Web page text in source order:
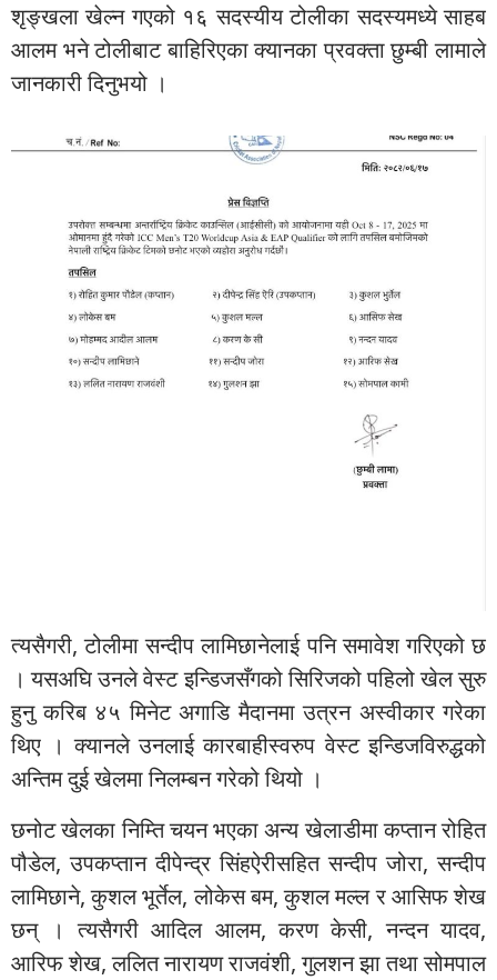
शृङ्खला खेल्न गएको १६ सदस्यीय टोलीका सदस्यमध्ये साहब
आलम भने टोलीबाट बाहिरिएका क्यानका प्रवक्ता छुम्बी लामाले
जानकारी दिनुभयो ।
त्यसैगरी, टोलीमा सन्दीप लामिछानेलाई पनि समावेश गरिएको छ
। यसअघि उनले वेस्ट इन्डिजसँगको सिरिजको पहिलो खेल सुरु
हुनु करिब ४५ मिनेट अगाडि मैदानमा उत्रन अस्वीकार गरेका
थिए । क्यानले उनलाई कारबाहीस्वरुप वेस्ट इन्डिजविरुद्धको
अन्तिम दुई खेलमा निलम्बन गरेको थियो ।
छनोट खेलका निम्ति चयन भएका अन्य खेलाडीमा कप्तान रोहित
पौडेल, उपकप्तान दीपेन्द्र सिंहऐरीसहित सन्दीप जोरा, सन्दीप
लामिछाने, कुशल भूर्तेल, लोकेस बम, कुशल मल्ल र आसिफ शेख
छन् । त्यसैगरी आदिल आलम, करण केसी, नन्दन यादव,
आरिफ शेख, ललित नारायण राजवंशी, गुलशन झा तथा सोमपाल